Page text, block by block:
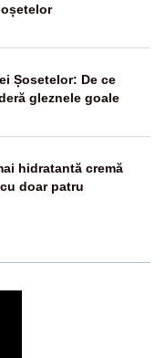
Șosetelor: De ce
gleznele goale
hidratantă cremă
doar patru